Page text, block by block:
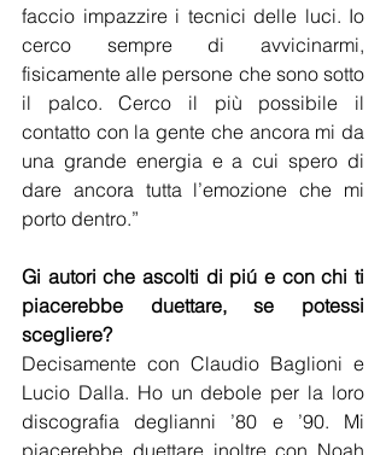
faccio impazzire i tecnici delle luci. Io
cerco sempre di avvicinarmi,
fisicamente alle persone che sono sotto
il palco. Cerco il più possibile il
contatto con la gente che ancora mi da
una grande energia e a cui spero di
dare ancora tutta l’emozione che mi
porto dentro.”
Gi autori che ascolti di piú e con chi ti
piacerebbe duettare, se potessi
scegliere?
Decisamente con Claudio Baglioni e
Lucio Dalla. Ho un debole per la loro
discografia deglianni ’80 e ’90. Mi
piacerebbe duettare inoltre con Noah